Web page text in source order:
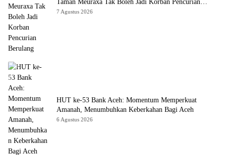
Taman Meuraxa Tak Boleh Jadi Korban Pencurian
Berulang
7 Agustus 2026
HUT ke-53 Bank Aceh: Momentum Memperkuat
Amanah, Menumbuhkan Keberkahan Bagi Aceh
6 Agustus 2026